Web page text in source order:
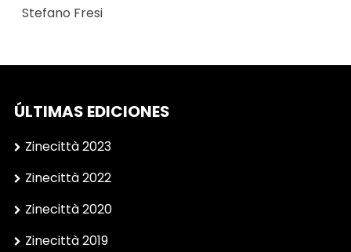
Stefano Fresi
ÚLTIMAS EDICIONES
Zinecittà 2023
Zinecittà 2022
Zinecittà 2020
Zinecittà 2019